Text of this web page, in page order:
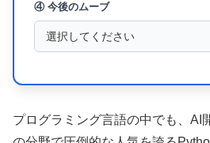
④ 今後のムーブ
プログラミング言語の中でも、AI